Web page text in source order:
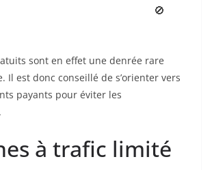
🚫
sont en effet une denrée rare
Il est donc conseillé de s’orienter vers
payants pour éviter les
à trafic limité